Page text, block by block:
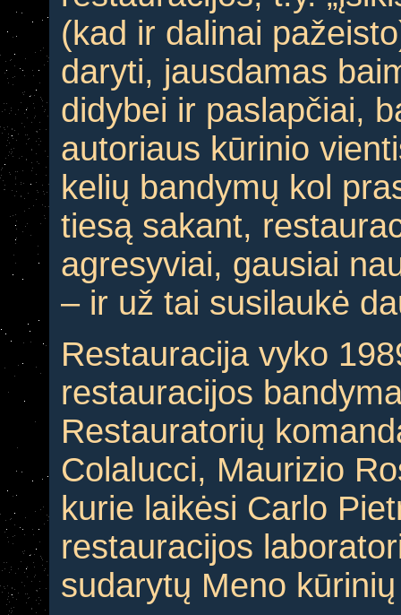
(kad ir dalinai
daryti, jausdamas
didybei ir paslapčiai,
autoriaus kūrinio
kelių bandymų kol
tiesą sakant,
agresyviai, gausiai
– ir už tai susilaukė
Restauracija vyko
restauracijos
Restauratorių
Colalucci, Maurizio
kurie laikėsi Carlo
restauracijos
sudarytų Meno